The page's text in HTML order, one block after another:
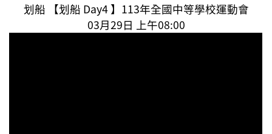
划船 【划船 Day4 】113年全國中等學校運動會
03月29日 上午08:00